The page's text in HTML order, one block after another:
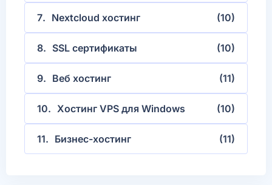
Nextcloud хостинг (10)
SSL сертификаты (10)
Веб xостинг (11)
Хостинг VPS для Windows (10)
Бизнес-хостинг (11)